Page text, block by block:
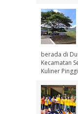
berada di
Kecamatan
Kuliner